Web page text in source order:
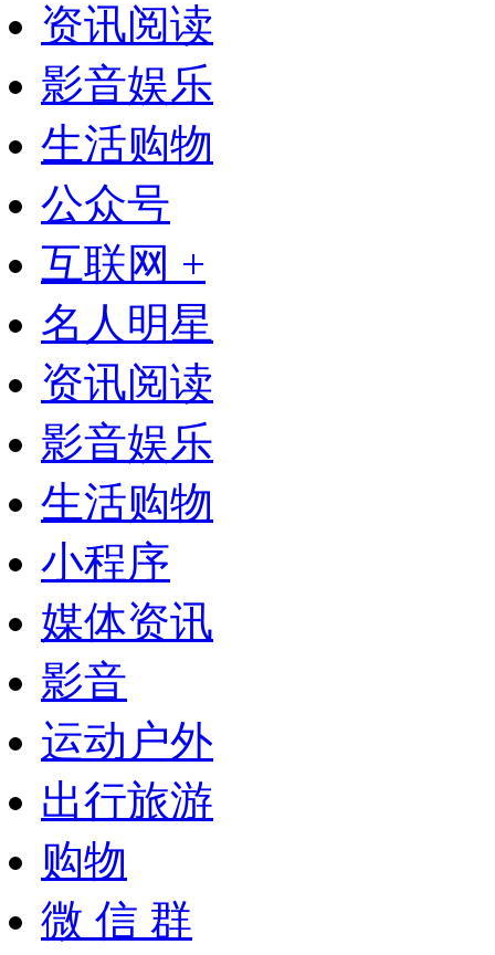
资讯阅读
影音娱乐
生活购物
公众号
互联网 +
名人明星
资讯阅读
影音娱乐
生活购物
小程序
媒体资讯
影音
运动户外
出行旅游
购物
微 信 群